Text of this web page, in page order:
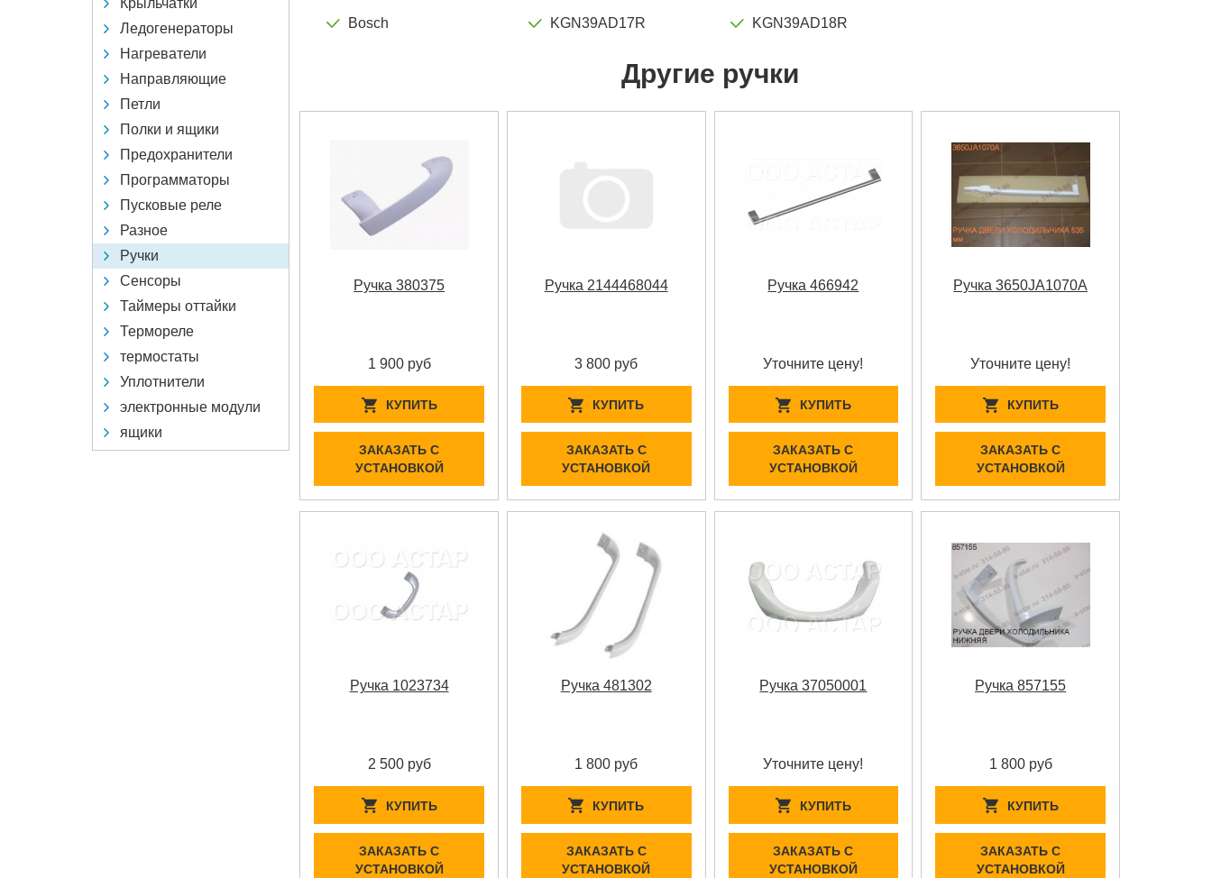
Ледогенераторы
Нагреватели
Направляющие
Петли
Полки и ящики
Предохранители
Программаторы
Пусковые реле
Разное
Ручки
Сенсоры
Таймеры оттайки
Термореле
термостаты
Уплотнители
электронные модули
ящики
Bosch KGN39AD17R KGN39AD18R
Другие ручки
Ручка 380375
1 900 руб
КУПИТЬ
ЗАКАЗАТЬ С
УСТАНОВКОЙ
Ручка 2144468044
3 800 руб
КУПИТЬ
ЗАКАЗАТЬ С
УСТАНОВКОЙ
Ручка 466942
Уточните цену!
КУПИТЬ
ЗАКАЗАТЬ С
УСТАНОВКОЙ
Ручка 3650JA1070A
Уточните цену!
КУПИТЬ
ЗАКАЗАТЬ С
УСТАНОВКОЙ
Ручка 1023734
2 500 руб
КУПИТЬ
ЗАКАЗАТЬ С
УСТАНОВКОЙ
Ручка 481302
1 800 руб
КУПИТЬ
ЗАКАЗАТЬ С
УСТАНОВКОЙ
Ручка 37050001
Уточните цену!
КУПИТЬ
ЗАКАЗАТЬ С
УСТАНОВКОЙ
Ручка 857155
1 800 руб
КУПИТЬ
ЗАКАЗАТЬ С
УСТАНОВКОЙ